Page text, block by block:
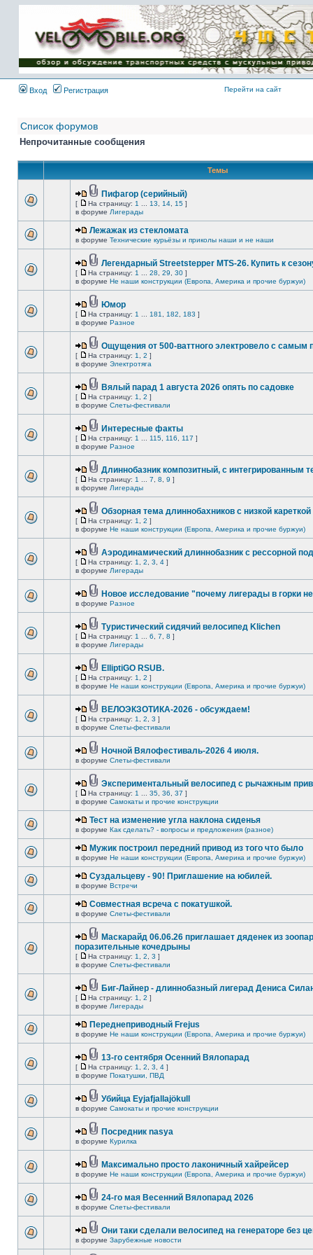
Имя пользователя:
Пароль:
{ LOG_ME_IN_SHORT
}
Вход
Регистрация Перейти на сайт
Список форумов
Непрочитанные сообщения
Темы
Пифагор (серийный)
[ На страницу: 1 13 14 15 ]
в форуме Лигерады
Лежажак из стекломата
в форуме Технические курьёзы и приколы наши и не наши
Легендарный Streetstepper MTS-26. Купить к
[ На страницу: 1 28 29 30 ]
в форуме Не наши конструкции (Европа, Америка и прочие буржуи)
Юмор
[ На страницу: 1 181 182 183 ]
в форуме Разное
Ощущения от 500-ваттного электровело с самым
[ На страницу: 1 2 ]
в форуме Электротяга
Вялый парад 1 августа 2026 опять по садовке
[ На страницу: 1 2 ]
в форуме Слеты-фестивали
Интересные факты
[ На страницу: 1 115 116 117 ]
в форуме Разное
Длиннобазник композитный, с интегрированным
[ На страницу: 1 7 8 9 ]
в форуме Лигерады
Обзорная тема длиннобахников с низкой кареткой
[ На страницу: 1 2 ]
в форуме Не наши конструкции (Европа, Америка и прочие буржуи)
Аэродинамический длиннобазник с рессорной
[ На страницу: 1 2 3 4 ]
в форуме Лигерады
Новое исследование "почему лигерады в горки
в форуме Разное
Туристический сидячий велосипед Klichen
[ На страницу: 1 6 7 8 ]
в форуме Лигерады
ElliptiGO RSUB.
[ На страницу: 1 2 ]
в форуме Не наши конструкции (Европа, Америка и прочие буржуи)
ВЕЛОЭКЗОТИКА-2026 - обсуждаем!
[ На страницу: 1 2 3 ]
в форуме Слеты-фестивали
Ночной Вялофестиваль-2026 4 июля.
в форуме Слеты-фестивали
Экспериментальный велосипед с рычажным
[ На страницу: 1 35 36 37 ]
в форуме Самокаты и прочие конструкции
Тест на изменение угла наклона сиденья
в форуме Как сделать? - вопросы и предложения (разное)
Мужик построил передний привод из того что было
в форуме Не наши конструкции (Европа, Америка и прочие буржуи)
Суздальцеву - 90! Приглашение на юбилей.
в форуме Встречи
Совместная всреча с покатушкой.
в форуме Слеты-фестивали
Маскарайд 06.06.26 приглашает дяденек из
поразительные кочедрыны
[ На страницу: 1 2 3 ]
в форуме Слеты-фестивали
Биг-Лайнер - длиннобазный лигерад Дениса
[ На страницу: 1 2 ]
в форуме Лигерады
Переднеприводный Frejus
в форуме Не наши конструкции (Европа, Америка и прочие буржуи)
13-го сентября Осенний Вялопарад
[ На страницу: 1 2 3 4 ]
в форуме Покатушки, ПВД
Убийца Eyjafjallajökull
в форуме Самокаты и прочие конструкции
Посредник nasya
в форуме Курилка
Максимально просто лаконичный хайрейсер
в форуме Не наши конструкции (Европа, Америка и прочие буржуи)
24-го мая Весенний Вялопарад 2026
в форуме Слеты-фестивали
Они таки сделали велосипед на генераторе без
в форуме Зарубежные новости